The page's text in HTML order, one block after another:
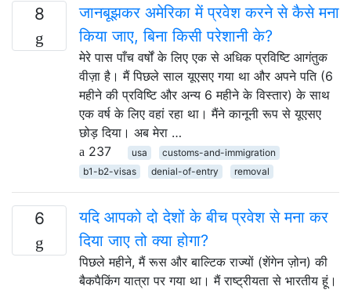
8
जानबूझकर अमेरिका में प्रवेश करने से कैसे मना
किया जाए, बिना किसी परेशानी के?
मेरे पास पाँच वर्षों के लिए एक से अधिक प्रविष्टि आगंतुक
वीज़ा है। मैं पिछले साल यूएसए गया था और अपने पति (6
महीने की प्रविष्टि और अन्य 6 महीने के विस्तार) के साथ
एक वर्ष के लिए वहां रहा था। मैंने कानूनी रूप से यूएसए
छोड़ दिया। अब मेरा …
237
usa
customs-and-immigration
b1-b2-visas
denial-of-entry removal
6
यदि आपको दो देशों के बीच प्रवेश से मना कर
दिया जाए तो क्या होगा?
पिछले महीने, मैं रूस और बाल्टिक राज्यों (शेंगेन ज़ोन) की
बैकपैकिंग यात्रा पर गया था। मैं राष्ट्रीयता से भारतीय हूं।